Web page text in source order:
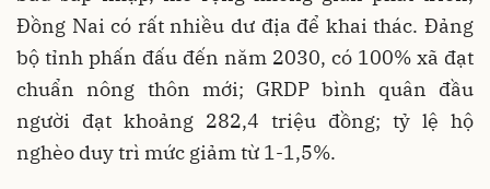
Đồng Nai có rất nhiều dư địa để khai thác. Đảng
bộ tỉnh phấn đấu đến năm 2030, có 100% xã đạt
chuẩn nông thôn mới; GRDP bình quân đầu
người đạt khoảng 282,4 triệu đồng; tỷ lệ hộ
nghèo duy trì mức giảm từ 1-1,5%.